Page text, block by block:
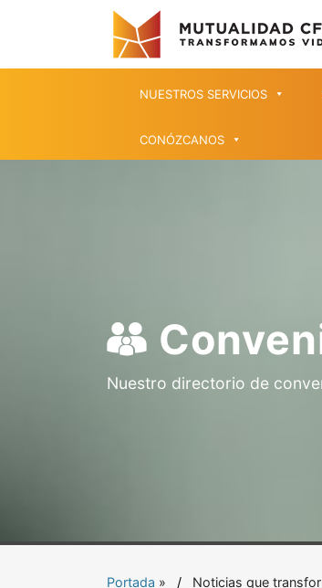
NUESTROS SERVICIOS
CONÓZCANOS
Nuestro directorio de
Portada » Noticias que